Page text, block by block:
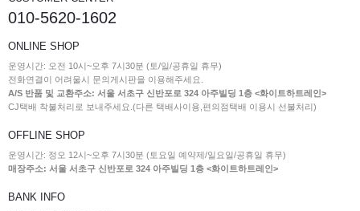
010-5620-1602
ONLINE SHOP
운영시간: 오전 10시~오후 7시30분 (토/일/공휴일 휴무)
전화연결이 어려울시 문의게시판을 이용해주세요.
A/S 반품 및 교환주소: 서울 서초구 신반포로 324 아주빌딩 1층 <화이트하트레인>
CJ택배 착불처리로 보내주세요.(다른 택배사이용,편의점택배 이용시 선불처리)
OFFLINE SHOP
운영시간: 정오 12시~오후 7시30분 (토요일 예약제/일요일/공휴일 휴무)
매장주소: 서울 서초구 신반포로 324 아주빌딩 1층 <화이트하트레인>
BANK INFO